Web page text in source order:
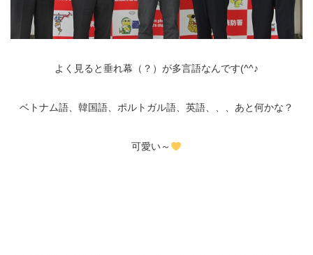
よく見ると垂れ幕（？）が多言語なんです(^^♪
ベトナム語、韓国語、ポルトガル語、英語、、、あと何かな？
可愛い～